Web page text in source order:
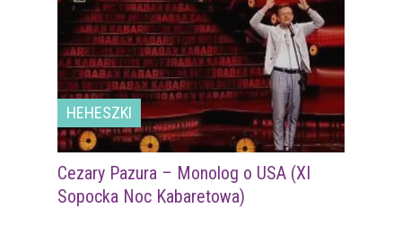
HEHESZKI
Cezary Pazura – Monolog o USA (XI
Sopocka Noc Kabaretowa)